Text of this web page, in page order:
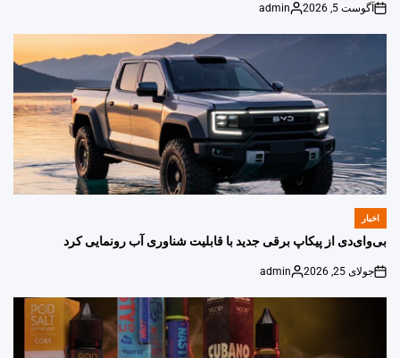
on
آگوست 5, 2026
Posted
admin
POSTED
اخبار
بی‌وای‌دی از پیکاپ برقی جدید با قابلیت شناوری آب رونمایی کرد
on
جولای 25, 2026
Posted
admin